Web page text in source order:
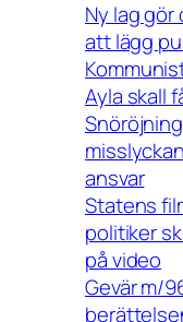
Ny lag
att lägg
Ayla skall
ansvar
Statens
politiker
på video
Gevär m/